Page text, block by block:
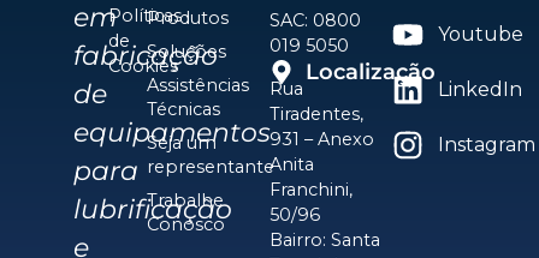
em
fabricação
de
equipamentos
para
lubrificação
e
Políticas
de
Cookies
Produtos
Soluções
Assistências
Técnicas
Seja um
representante
Trabalhe
Conosco
Localização
Rua
Tiradentes,
931 – Anexo
Anita
Franchini,
50/96
Bairro: Santa
SAC: 0800
019 5050
Youtube
LinkedIn
Instagram